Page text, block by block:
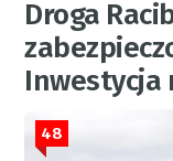
Droga
Inwestycja
48